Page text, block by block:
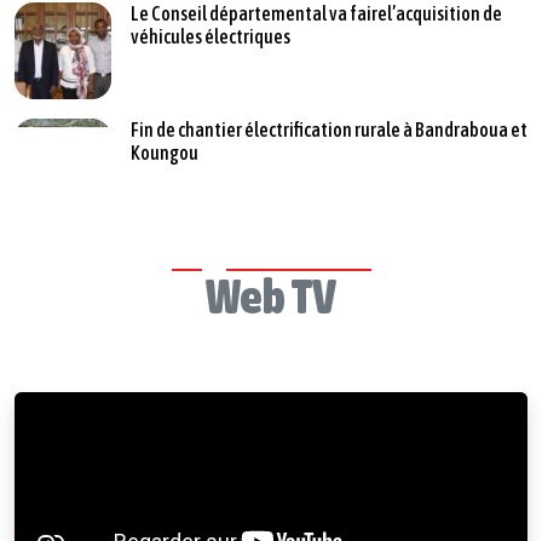
Le Conseil départemental va fairel’acquisition de
véhicules électriques
Fin de chantier électrification rurale à Bandraboua et
Koungou
Web TV